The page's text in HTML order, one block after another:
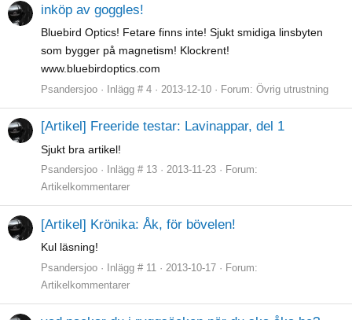
inköp av goggles!
Bluebird Optics! Fetare finns inte! Sjukt smidiga linsbyten
som bygger på magnetism! Klockrent!
www.bluebirdoptics.com
Psandersjoo Inlägg # 4 2013-12-10 Forum: Övrig utrustning
[Artikel] Freeride testar: Lavinappar, del 1
Sjukt bra artikel!
Psandersjoo Inlägg # 13 2013-11-23
Forum:
Artikelkommentarer
[Artikel] Krönika: Åk, för bövelen!
Kul läsning!
Psandersjoo Inlägg # 11 2013-10-17
Forum:
Artikelkommentarer